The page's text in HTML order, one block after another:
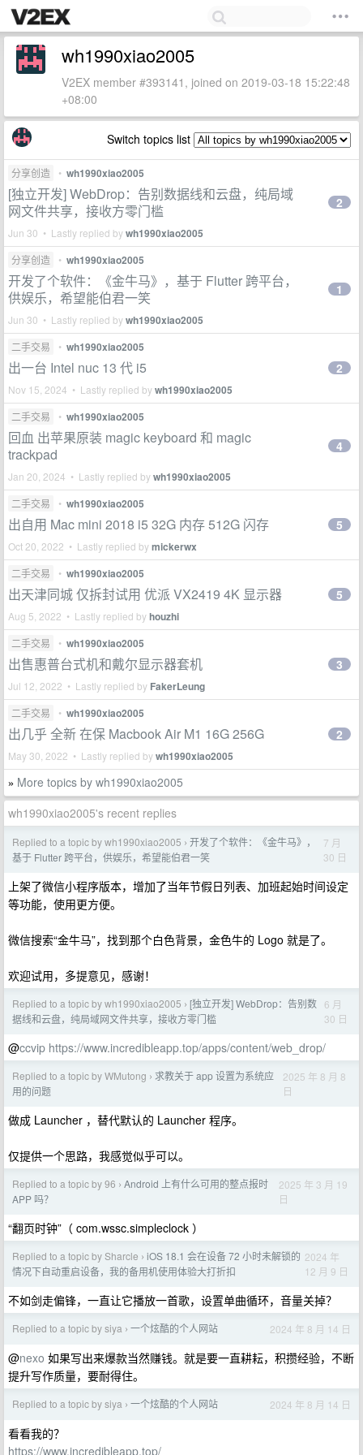
wh1990xiao2005
V2EX member #393141, joined on 2019-03-18 15:22:48
+08:00
Switch topics list
分享创造 • wh1990xiao2005
[独立开发] WebDrop：告别数据线和云盘，纯局域
网文件共享，接收方零门槛
Jun 30 • Lastly replied bywh1990xiao2005
2
分享创造 • wh1990xiao2005
开发了个软件：《金牛马》，基于 Flutter 跨平台，
供娱乐，希望能伯君一笑
Jun 30 • Lastly replied bywh1990xiao2005
1
二手交易 • wh1990xiao2005
出一台 Intel nuc 13 代 i5
Nov 15, 2024 • Lastly replied bywh1990xiao2005
2
二手交易 • wh1990xiao2005
回血 出苹果原装 magic keyboard 和 magic
trackpad
Jan 20, 2024 • Lastly replied bywh1990xiao2005
4
二手交易 • wh1990xiao2005
出自用 Mac mini 2018 i5 32G 内存 512G 闪存
Oct 20, 2022 • Lastly replied bymickerwx
5
二手交易 • wh1990xiao2005
出天津同城 仅拆封试用 优派 VX2419 4K 显示器
Aug 5, 2022 • Lastly replied byhouzhi
5
二手交易 • wh1990xiao2005
出售惠普台式机和戴尔显示器套机
Jul 12, 2022 • Lastly replied by FakerLeung
3
二手交易 • wh1990xiao2005
出几乎 全新 在保 Macbook Air M1 16G 256G
May 30, 2022 • Lastly replied bywh1990xiao2005
2
» More topics by wh1990xiao2005
wh1990xiao2005's recent replies
Replied to a topic by wh1990xiao2005 › 开发了个软件：《金牛马》，
基于 Flutter 跨平台，供娱乐，希望能伯君一笑
7 月
30 日
上架了微信小程序版本，增加了当年节假日列表、加班起始时间设定
等功能，使用更方便。
微信搜索“金牛马”，找到那个白色背景，金色牛的 Logo 就是了。
欢迎试用，多提意见，感谢！
Replied to a topic by wh1990xiao2005 › [独立开发] WebDrop：告别数
据线和云盘，纯局域网文件共享，接收方零门槛
6 月
30 日
@ccvip https://www.incredibleapp.top/apps/content/web_drop/
Replied to a topic by WMutong › 求教关于 app 设置为系统应
用的问题
2025 年 8 月 8
日
做成 Launcher ，替代默认的 Launcher 程序。
仅提供一个思路，我感觉似乎可以。
Replied to a topic by 96 › Android 上有什么可用的整点报时
APP 吗？
2025 年 3 月 19
日
“翻页时钟”（ com.wssc.simpleclock ）
Replied to a topic by Sharcle › iOS 18.1 会在设备 72 小时未解锁的
情况下自动重启设备，我的备用机使用体验大打折扣
2024 年
12 月 9 日
不如剑走偏锋，一直让它播放一首歌，设置单曲循环，音量关掉？
Replied to a topic by siya › 一个炫酷的个人网站 2024 年 8 月 14 日
@nexo 如果写出来爆款当然赚钱。就是要一直耕耘，积攒经验，不断
提升写作质量，要耐得住。
Replied to a topic by siya › 一个炫酷的个人网站 2024 年 8 月 14 日
看看我的？
https://www.incredibleapp.top/